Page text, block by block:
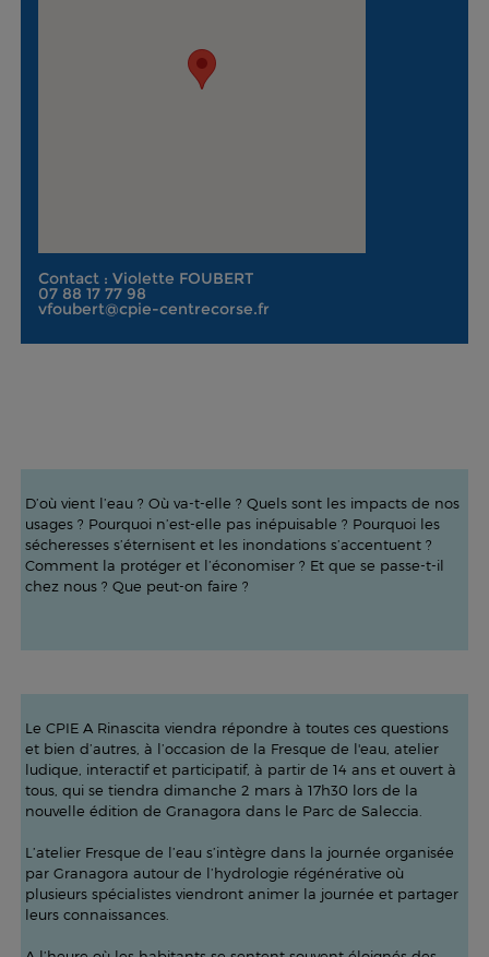
Contact : Violette FOUBERT
07 88 17 77 98
vfoubert@cpie-centrecorse.fr
D’où vient l’eau ? Où va-t-elle ? Quels sont les impacts de nos
usages ? Pourquoi n’est-elle pas inépuisable ? Pourquoi les
sécheresses s’éternisent et les inondations s’accentuent ?
Comment la protéger et l’économiser ? Et que se passe-t-il
chez nous ? Que peut-on faire ?
Le CPIE A Rinascita viendra répondre à toutes ces questions
et bien d’autres, à l’occasion de la Fresque de l'eau, atelier
ludique, interactif et participatif, à partir de 14 ans et ouvert à
tous, qui se tiendra dimanche 2 mars à 17h30 lors de la
nouvelle édition de Granagora dans le Parc de Saleccia.
L’atelier Fresque de l’eau s’intègre dans la journée organisée
par Granagora autour de l’hydrologie régénérative où
plusieurs spécialistes viendront animer la journée et partager
leurs connaissances.